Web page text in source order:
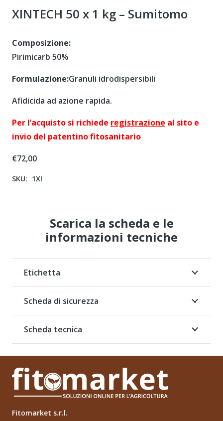
XINTECH 50 x 1 kg – Sumitomo
Composizione:
Pirimicarb 50%
Formulazione:Granuli idrodispersibili
Afidicida ad azione rapida.
Per l’acquisto si richiede registrazione al sito e
invio del patentino fitosanitario
€72,00
SKU: 1XI
Scarica la scheda e le
informazioni tecniche
Etichetta
Scheda di sicurezza
Scheda tecnica
Fitomarket s.r.l.